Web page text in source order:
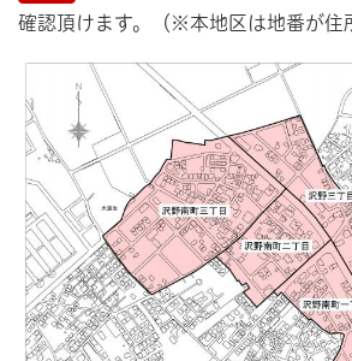
確認頂けます。（※本地区は地番が住